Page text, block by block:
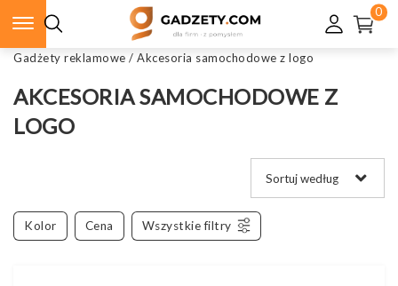
0
Gadżety reklamowe / Akcesoria samochodowe z logo
AKCESORIA SAMOCHODOWE Z
LOGO
Kolor Cena Wszystkie filtry